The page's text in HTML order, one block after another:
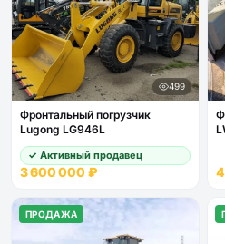
499
Фронтальный погрузчик
Lugong LG946L
✓ Активный продавец
3 600 000 ₽
ПРОДАЖА